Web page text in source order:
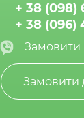
+ 38 (098)
+ 38 (096)
Замовити
Замовити